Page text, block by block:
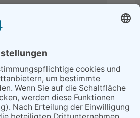
Sperrung B455: Kleiner
Grenzverkehr statt weite Wege
Wenn Bahn-Computer nicht
miteinander kommunizieren
"Plakatverbot für überregionale
Demos"